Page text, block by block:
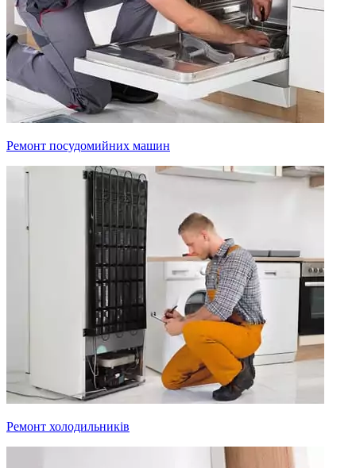
Ремонт посудомийних машин
Ремонт холодильників